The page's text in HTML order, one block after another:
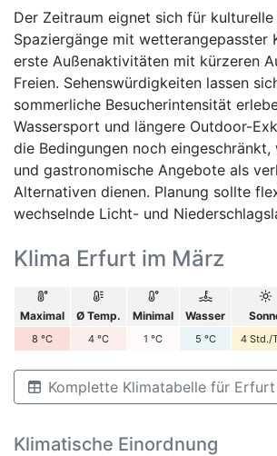
Der Zeitraum eignet sich für kulturelle
Spaziergänge mit wetterangepasster
erste Außenaktivitäten mit kürzeren
Freien. Sehenswürdigkeiten lassen
sommerliche Besucherintensität
Wassersport und längere Outdoor-
die Bedingungen noch eingeschränkt,
und gastronomische Angebote als
Alternativen dienen. Planung sollte
wechselnde Licht- und
Klima Erfurt im März
Maximal Ø Temp. Minimal Wasser
8 °C 4 °C 1 °C 5 °C 4 Std./
Komplette Klimatabelle für Erfurt
Klimatische Einordnung